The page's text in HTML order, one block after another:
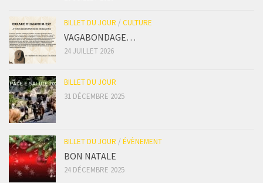
BILLET DU JOUR / CULTURE
VAGABONDAGE…
24 JUILLET 2026
BILLET DU JOUR
31 DÉCEMBRE 2025
BILLET DU JOUR / ÉVÈNEMENT
BON NATALE
24 DÉCEMBRE 2025